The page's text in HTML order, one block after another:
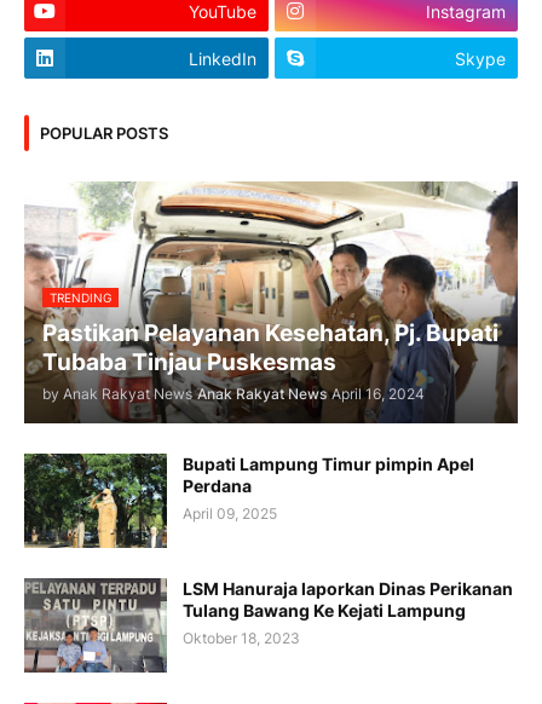
YouTube Instagram
LinkedIn Skype
POPULAR POSTS
TRENDING
Pastikan Pelayanan Kesehatan, Pj. Bupati
Tubaba Tinjau Puskesmas
by Anak Rakyat News Anak Rakyat News April 16, 2024
Bupati Lampung Timur pimpin Apel
Perdana
April 09, 2025
LSM Hanuraja laporkan Dinas Perikanan
Tulang Bawang Ke Kejati Lampung
Oktober 18, 2023